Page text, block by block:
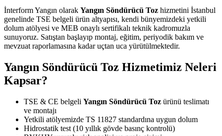
İnterform Yangın olarak Yangın Söndürücü Toz hizmetini İstanbul
genelinde TSE belgeli ürün altyapısı, kendi bünyemizdeki yetkili
dolum atölyesi ve MEB onaylı sertifikalı teknik kadromuzla
sunuyoruz. Satıştan başlayıp montaj, eğitim, periyodik bakım ve
mevzuat raporlamasına kadar uçtan uca yürütülmektedir.
Yangın Söndürücü Toz Hizmetimiz Neleri
Kapsar?
TSE & CE belgeli Yangın Söndürücü Toz ürünü teslimatı
ve montajı
Yetkili atölyemizde TS 11827 standardına uygun dolum
Hidrostatik test (10 yıllık gövde basınç kontrolü)